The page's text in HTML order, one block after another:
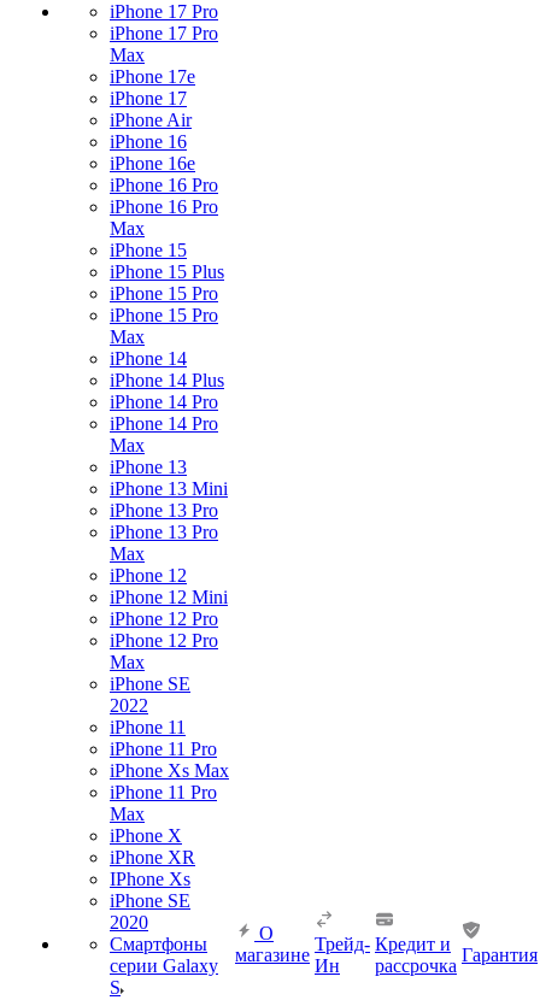
iPhone 17 Pro
iPhone 17 Pro
Max
iPhone 17e
iPhone 17
iPhone Air
iPhone 16
iPhone 16e
iPhone 16 Pro
iPhone 16 Pro
Max
iPhone 15
iPhone 15 Plus
iPhone 15 Pro
iPhone 15 Pro
Max
iPhone 14
iPhone 14 Plus
iPhone 14 Pro
iPhone 14 Pro
Max
iPhone 13
iPhone 13 Mini
iPhone 13 Pro
iPhone 13 Pro
Max
iPhone 12
iPhone 12 Mini
iPhone 12 Pro
iPhone 12 Pro
Max
iPhone SE
2022
iPhone 11
iPhone 11 Pro
iPhone Xs Max
iPhone 11 Pro
Max
iPhone X
iPhone XR
IPhone Xs
iPhone SE
2020
Смартфоны
серии Galaxy
S
О
магазине
Трейд-
Ин
Кредит и
рассрочка
Гарантия